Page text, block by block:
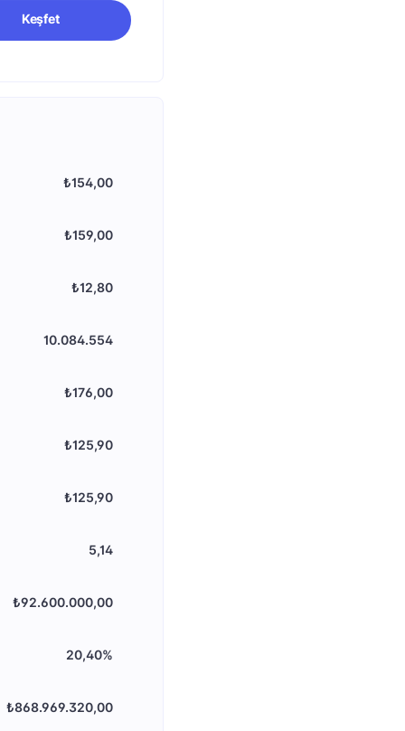
Keşfet
₺154,00
₺159,00
₺12,80
10.084.554
₺176,00
₺125,90
₺125,90
5,14
₺92.600.000,00
20,40%
₺868.969.320,00